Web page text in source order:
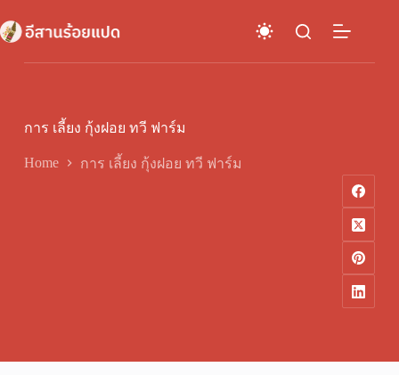
to
content
การ เลี้ยง กุ้งฝอย ทวี ฟาร์ม
Home การ เลี้ยง กุ้งฝอย ทวี ฟาร์ม